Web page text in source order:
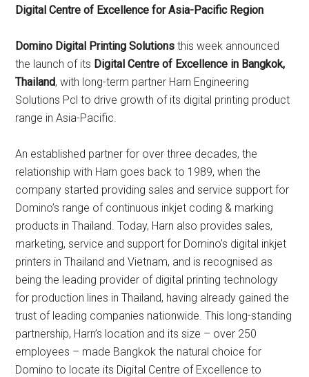
Digital Centre of Excellence for Asia-Pacific Region
Domino Digital Printing Solutions this week announced
the launch of its Digital Centre of Excellence in Bangkok,
Thailand, with long-term partner Harn Engineering
Solutions Pcl to drive growth of its digital printing product
range in Asia-Pacific.
An established partner for over three decades, the
relationship with Harn goes back to 1989, when the
company started providing sales and service support for
Domino’s range of continuous inkjet coding & marking
products in Thailand. Today, Harn also provides sales,
marketing, service and support for Domino’s digital inkjet
printers in Thailand and Vietnam, and is recognised as
being the leading provider of digital printing technology
for production lines in Thailand, having already gained the
trust of leading companies nationwide. This long-standing
partnership, Harn’s location and its size – over 250
employees – made Bangkok the natural choice for
Domino to locate its Digital Centre of Excellence to